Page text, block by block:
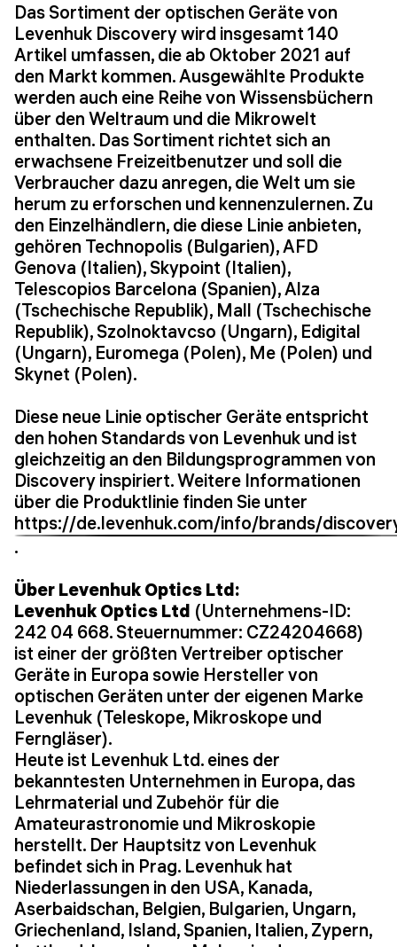
Das Sortiment der optischen Geräte von
Levenhuk Discovery wird insgesamt 140
Artikel umfassen, die ab Oktober 2021 auf
den Markt kommen. Ausgewählte Produkte
werden auch eine Reihe von Wissensbüchern
über den Weltraum und die Mikrowelt
enthalten. Das Sortiment richtet sich an
erwachsene Freizeitbenutzer und soll die
Verbraucher dazu anregen, die Welt um sie
herum zu erforschen und kennenzulernen. Zu
den Einzelhändlern, die diese Linie anbieten,
gehören Technopolis (Bulgarien), AFD
Genova (Italien), Skypoint (Italien),
Telescopios Barcelona (Spanien), Alza
(Tschechische Republik), Mall (Tschechische
Republik), Szolnoktavcso (Ungarn), Edigital
(Ungarn), Euromega (Polen), Me (Polen) und
Skynet (Polen).
Diese neue Linie optischer Geräte entspricht
den hohen Standards von Levenhuk und ist
gleichzeitig an den Bildungsprogrammen von
Discovery inspiriert. Weitere Informationen
über die Produktlinie finden Sie unter
https://de.levenhuk.com/info/brands/
.
Über Levenhuk Optics Ltd:
Levenhuk Optics Ltd (Unternehmens-ID:
242 04 668. Steuernummer: CZ24204668)
ist einer der größten Vertreiber optischer
Geräte in Europa sowie Hersteller von
optischen Geräten unter der eigenen Marke
Levenhuk (Teleskope, Mikroskope und
Ferngläser).
Heute ist Levenhuk Ltd. eines der
bekanntesten Unternehmen in Europa, das
Lehrmaterial und Zubehör für die
Amateurastronomie und Mikroskopie
herstellt. Der Hauptsitz von Levenhuk
befindet sich in Prag. Levenhuk hat
Niederlassungen in den USA, Kanada,
Aserbaidschan, Belgien, Bulgarien, Ungarn,
Griechenland, Island, Spanien, Italien, Zypern,